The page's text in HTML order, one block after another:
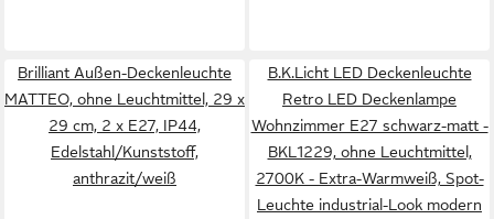
Brilliant Außen-Deckenleuchte
MATTEO, ohne Leuchtmittel, 29 x
29 cm, 2 x E27, IP44,
Edelstahl/Kunststoff,
anthrazit/weiß
B.K.Licht LED Deckenleuchte
Retro LED Deckenlampe
Wohnzimmer E27 schwarz-matt -
BKL1229, ohne Leuchtmittel,
2700K - Extra-Warmweiß, Spot-
Leuchte industrial-Look modern